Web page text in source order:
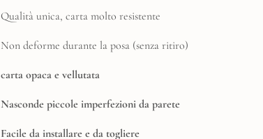
Qualità unica, carta molto resistente
Non deforme durante la posa (senza ritiro)
carta opaca e vellutata
Nasconde piccole imperfezioni da parete
Facile da installare e da togliere